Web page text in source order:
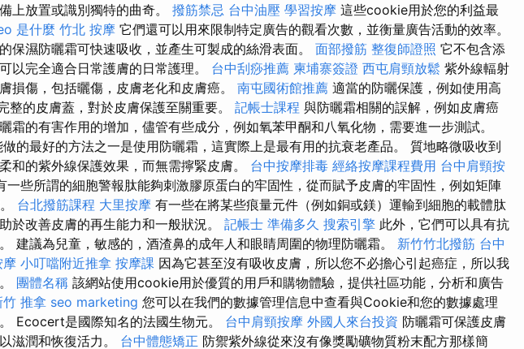
上放置或識別獨特的曲奇。 撥筋禁忌 台中油壓 學習按摩 這些cookie用於您的利益最
是什麼 竹北 按摩 它們還可以用來限制特定廣告的觀看次數，並衡量廣告活動的效率。
保濕防曬霜可快速吸收，並產生可製成的絲滑表面。 面部撥筋 整復師證照 它不包含添
以完全適合日常護膚的日常護理。 台中刮痧推薦 柬埔寨簽證 西屯肩頸放鬆 紫外線輻射
損傷，包括曬傷，皮膚老化和皮膚癌。 南屯國術館推薦 適當的防曬保護，例如使用高
整的皮膚蓋，對於皮膚保護至關重要。 記帳士課程 與防曬霜相關的誤解，例如皮膚癌
霜的有害作用的增加，儘管有些成分，例如氧苯甲酮和八氧化物，需要進一步測試。
的最好的方法之一是使用防曬霜，這實際上是最有用的抗衰老產品。 質地略微吸收到
和的紫外線保護效果，而無需擰緊皮膚。 台中按摩排毒 經絡按摩課程費用 台中肩頸按
一些所謂的細胞警報肽能夠刺激膠原蛋白的牢固性，從而賦予皮膚的牢固性，例如矩陣
台北撥筋課程 大里按摩 有一些在將某些痕量元件（例如銅或鎂）運輸到細胞的載體肽
於改善皮膚的再生能力和一般狀況。 記帳士 準備多久 搜索引擎 此外，它們可以具有抗
建議為兒童，敏感的，酒渣鼻的成年人和眼睛周圍的物理防曬霜。 新竹竹北撥筋 台中
摩 小叮噹附近推拿 按摩課 因為它甚至沒有吸收皮膚，所以您不必擔心引起癌症，所以我
團體名稱 該網站使用cookie用於優質的用戶和購物體驗，提供社區功能，分析和廣告
竹 推拿 seo marketing 您可以在我們的數據管理信息中查看與Cookie和您的數據處理
Ecocert是國際知名的法國生物元。 台中肩頸按摩 外國人來台投資 防曬霜可保護皮膚
滋潤和恢復活力。 台中體態矯正 防禦紫外線從來沒有像獎勵礦物質粉末配方那樣簡